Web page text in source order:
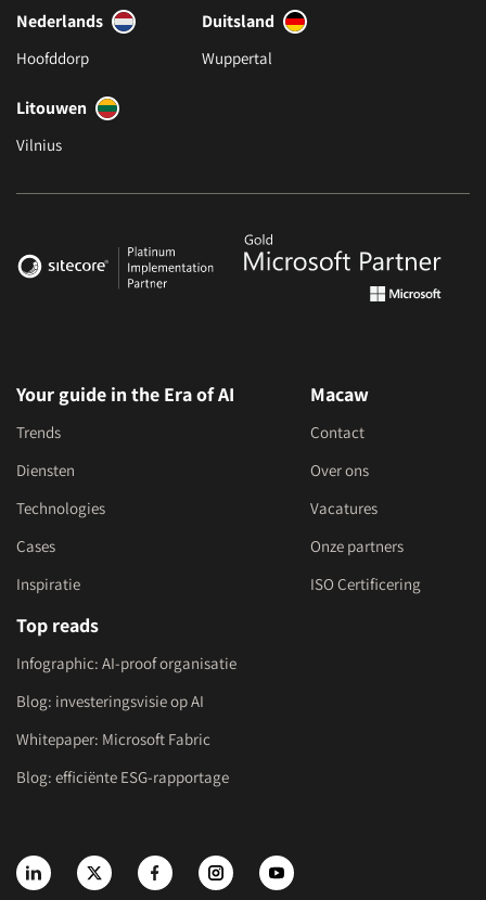
Nederlands
Hoofddorp
Duitsland
Wuppertal
Litouwen
Vilnius
Your guide in the Era of AI
Trends
Diensten
Technologies
Cases
Inspiratie
Macaw
Contact
Over ons
Vacatures
Onze partners
ISO Certificering
Top reads
Infographic: AI-proof organisatie
Blog: investeringsvisie op AI
Whitepaper: Microsoft Fabric
Blog: efficiënte ESG-rapportage